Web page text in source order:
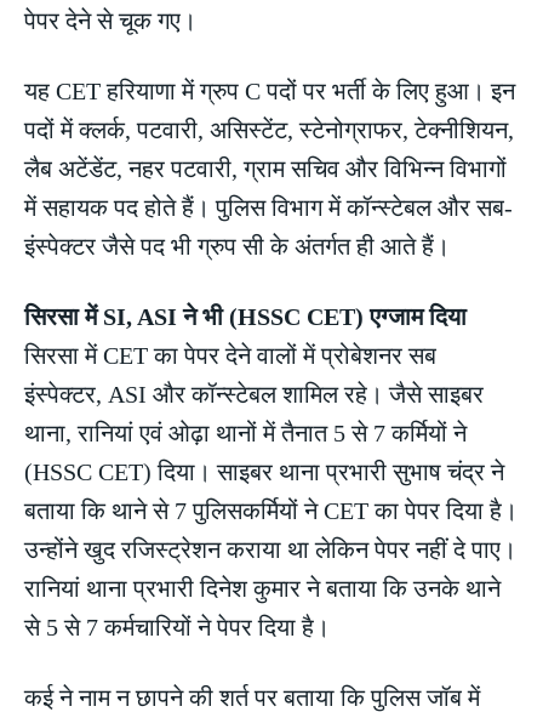
पेपर देने से चूक गए।
यह CET हरियाणा में ग्रुप C पदों पर भर्ती के लिए हुआ। इन
पदों में क्लर्क, पटवारी, असिस्टेंट, स्टेनोग्राफर, टेक्नीशियन,
लैब अटेंडेंट, नहर पटवारी, ग्राम सचिव और विभिन्न विभागों
में सहायक पद होते हैं। पुलिस विभाग में कॉन्स्टेबल और सब-
इंस्पेक्टर जैसे पद भी ग्रुप सी के अंतर्गत ही आते हैं।
सिरसा में SI, ASI ने भी (HSSC CET) एग्जाम दिया
सिरसा में CET का पेपर देने वालों में प्रोबेशनर सब
इंस्पेक्टर, ASI और कॉन्स्टेबल शामिल रहे। जैसे साइबर
थाना, रानियां एवं ओढ़ा थानों में तैनात 5 से 7 कर्मियों ने
(HSSC CET) दिया। साइबर थाना प्रभारी सुभाष चंद्र ने
बताया कि थाने से 7 पुलिसकर्मियों ने CET का पेपर दिया है।
उन्होंने खुद रजिस्ट्रेशन कराया था लेकिन पेपर नहीं दे पाए।
रानियां थाना प्रभारी दिनेश कुमार ने बताया कि उनके थाने
से 5 से 7 कर्मचारियों ने पेपर दिया है।
कई ने नाम न छापने की शर्त पर बताया कि पुलिस जॉब में